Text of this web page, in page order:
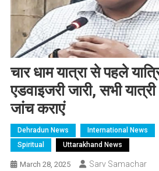
चार धाम यात्रा से पहले
एडवाइजरी जारी, सभी
जांच कराएं
Dehradun News International News
Spiritual
Uttarakhand News
March 28, 2025 Sarv Samachar